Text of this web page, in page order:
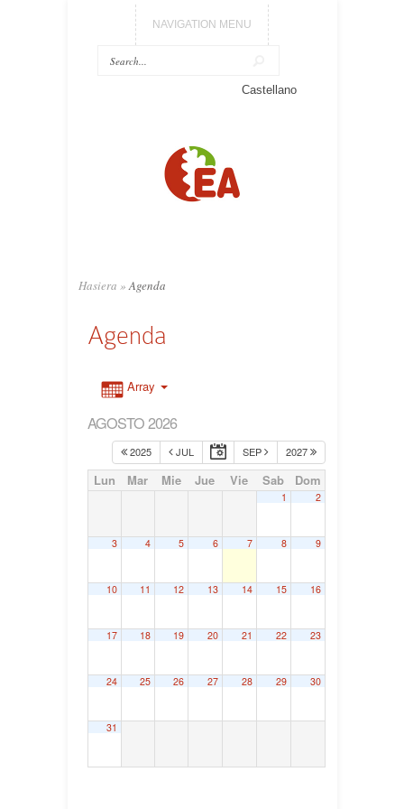
NAVIGATION MENU
Castellano
Hasiera » Agenda
Agenda
Array
AGOSTO 2026
2025 JUL SEP 2027
Lun Mar Mie Jue Vie Sab Dom
1 2
3 4 5 6 7 8 9
10 11 12 13 14 15 16
17 18 19 20 21 22 23
24 25 26 27 28 29 30
31